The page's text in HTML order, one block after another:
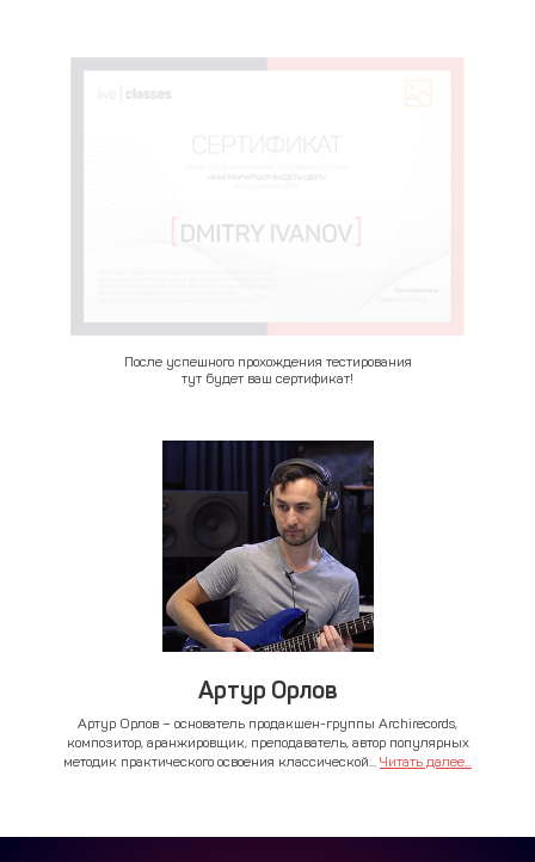
После успешного прохождения тестирования
тут будет ваш сертификат!
Артур Орлов
Артур Орлов – основатель продакшен-группы Archirecords,
композитор, аранжировщик, преподаватель, автор популярных
методик практического освоения классической... Читать далее...